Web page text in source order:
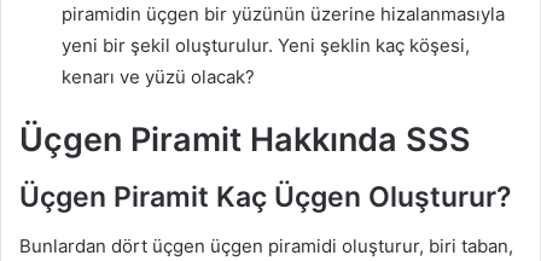
piramidin üçgen bir yüzünün üzerine hizalanmasıyla
yeni bir şekil oluşturulur. Yeni şeklin kaç köşesi,
kenarı ve yüzü olacak?
Üçgen Piramit Hakkında SSS
Üçgen Piramit Kaç Üçgen Oluşturur?
Bunlardan dört üçgen üçgen piramidi oluşturur, biri taban,